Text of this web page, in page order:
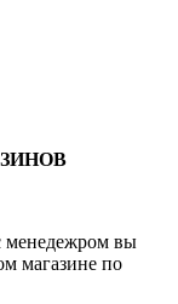
менедежром вы
магазине по